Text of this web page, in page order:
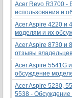
Acer Revo R3700 -
использования и
Acer Aspire 4220 и
моделям и их
Acer Aspire 8730 и
отзывы владельцев
Acer Aspire 5541G
обсуждение
Acer Aspire 5230,
5538 - Обсуждение